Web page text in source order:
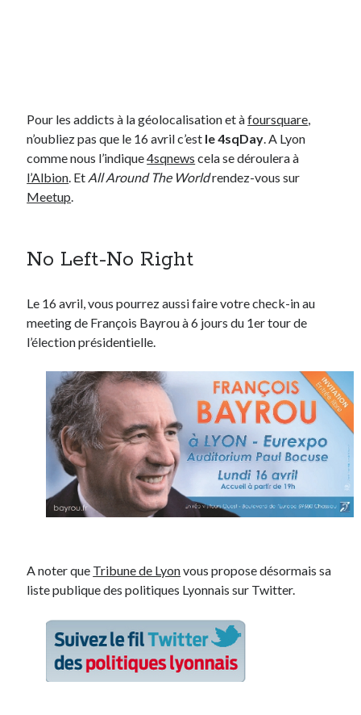
Pour les addicts à la géolocalisation et àfoursquare
n’oubliez pas que le 16 avril c’est le 4sqDay . A Lyon
comme nous l’indique4sqnews cela se déroulera à
l’Albion . Et All Around The Worldrendez-vous sur
Meetup
No Left-No Right
Le 16 avril, vous pourrez aussi faire votre check-in au
meeting de François Bayrou à 6 jours du 1er tour de
l’élection présidentielle.
A noter que Tribune de Lyonvous propose désormais sa
liste publique des politiques Lyonnais sur Twitter.